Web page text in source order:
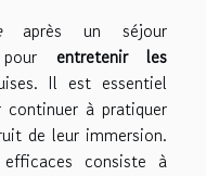
après un séjour
entretenir les
Il est essentiel
continuer à pratiquer
de leur immersion.
consiste à